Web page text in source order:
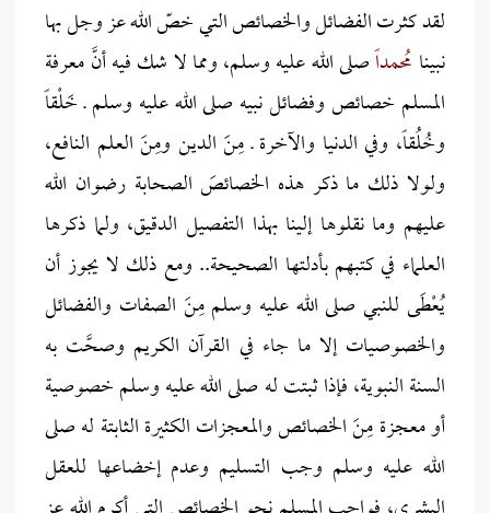
لقد كثرت الفضائل والخصائص التي خصّ الله عز وجل بها
نبينا مُحمداًصلى الله عليه وسلم، ومما لا شك فيه أنَّ معرفة
المسلم خصائص وفضائل نبيه صلى الله عليه وسلم ـ خَلْقاً
وخُلُقاً، وفي الدنيا والآخرة ـ مِنَ الدين ومِنَ العلم النافع،
ولولا ذلك ما ذكر هذه الخصائصَ الصحابة رضوان الله
عليهم وما نقلوها إلينا بهذا التفصيل الدقيق، ولما ذكرها
العلماء في كتبهم بأدلتها الصحيحة.. ومع ذلك لا يجوز أن
يُعْطَى للنبي صلى الله عليه وسلم مِنَ الصفات والفضائل
والخصوصيات إلا ما جاء في القرآن الكريم وصحَّت به
السنة النبوية، فإذا ثبتت له صلى الله عليه وسلم خصوصية
أو معجزة مِنَ الخصائص والمعجزات الكثيرة الثابتة له صلى
الله عليه وسلم وجب التسليم وعدم إخضاعها للعقل